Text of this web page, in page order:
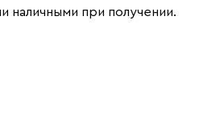
наличными при получении.